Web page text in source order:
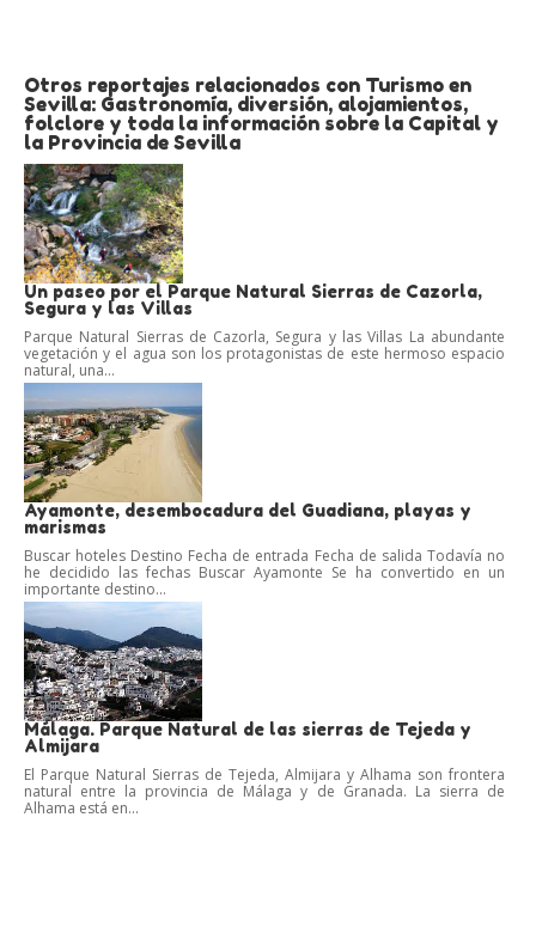
Otros reportajes relacionados con Turismo en
Sevilla: Gastronomía, diversión, alojamientos,
folclore y toda la información sobre la Capital y
la Provincia de Sevilla
Un paseo por el Parque Natural Sierras de Cazorla,
Segura y las Villas
Parque Natural Sierras de Cazorla, Segura y las Villas La abundante
vegetación y el agua son los protagonistas de este hermoso espacio
natural, una...
Ayamonte, desembocadura del Guadiana, playas y
marismas
Buscar hoteles Destino Fecha de entrada Fecha de salida Todavía no
he decidido las fechas Buscar Ayamonte Se ha convertido en un
importante destino...
Málaga. Parque Natural de las sierras de Tejeda y
Almijara
El Parque Natural Sierras de Tejeda, Almijara y Alhama son frontera
natural entre la provincia de Málaga y de Granada. La sierra de
Alhama está en...